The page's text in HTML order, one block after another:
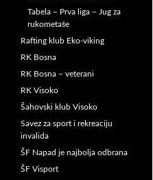
Tabela – Prva liga – Jug za
rukometaše
Rafting klub Eko-viking
RK Bosna
RK Bosna – veterani
RK Visoko
Šahovski klub Visoko
Savez za sport i rekreaciju
invalida
ŠF Napad je najbolja odbrana
ŠF Visport